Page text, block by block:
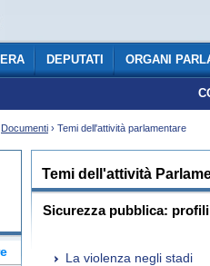
DEPUTATI ORGANI
Documenti › Temi dell'attività parlamentare
Temi dell'attività
Sicurezza pubblica:
La violenza negli stadi